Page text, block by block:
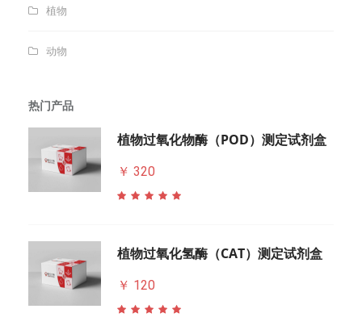
植物
动物
热门产品
植物过氧化物酶（POD）测定试剂盒
￥ 320
植物过氧化氢酶（CAT）测定试剂盒
￥ 120